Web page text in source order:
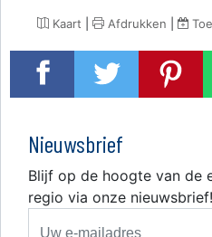
Kaart | Afdrukken |
Nieuwsbrief
Blijf op de hoogte van de
regio via onze nieuwsbrief!